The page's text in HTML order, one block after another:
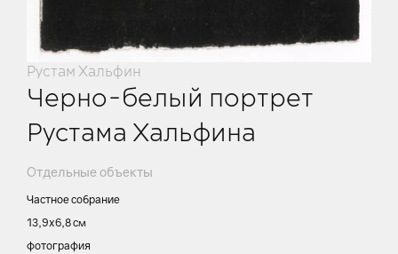
Рустам Хальфин
Черно-белый портрет
Рустама Хальфина
Отдельные объекты
Частное собрание
13,9х6,8 см
фотография